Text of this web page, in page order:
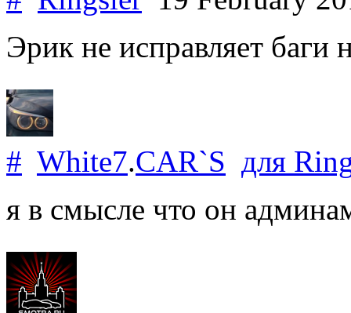
Эрик не исправляет баги
# White7.CAR`S для
я в смысле что он